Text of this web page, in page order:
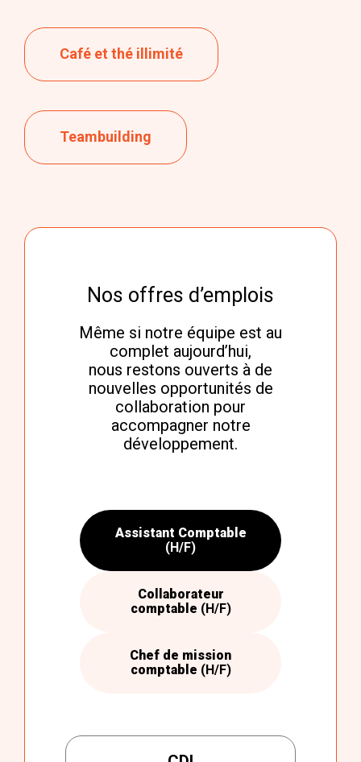
Café et thé illimité
Teambuilding
Nos offres d’emplois
Même si notre équipe est au
complet aujourd’hui,
nous restons ouverts à de
nouvelles opportunités de
collaboration pour
accompagner notre
développement.
Assistant Comptable
(H/F)
Collaborateur
comptable (H/F)
Chef de mission
comptable (H/F)